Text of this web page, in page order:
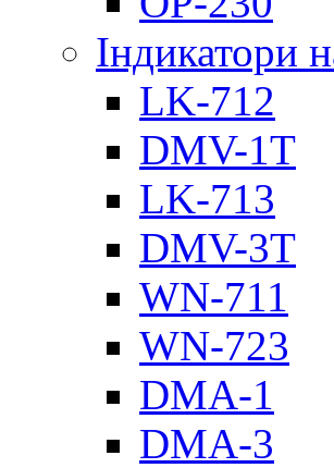
Індикатори
LK-712
DMV-1T
LK-713
DMV-3T
WN-711
WN-723
DMA-1
DMA-3